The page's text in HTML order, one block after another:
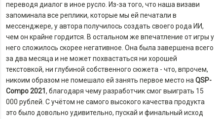
переводя диалог в иное русло. Из-за того, что наша визави
запоминала все реплики, которые мы ей печатали в
мессенджере, у автора получилось создать своего рода ИИ,
чем он крайне гордится. В остальном же впечатление от игры у
него сложилось скорее негативное. Она была завершена всего
за два месяца и не может похвастаться ни хорошей
текстовкой, ни глубиной собственного сюжета - что, впрочем,
никоим образом не помешало ей занять первое место на QSP-
Compo 2021 , благодаря чему разработчик смог выиграть 15
000 рублей. С учётом не самого высокого качества продукта
это было довольно удивительно, пускай и финальный исход